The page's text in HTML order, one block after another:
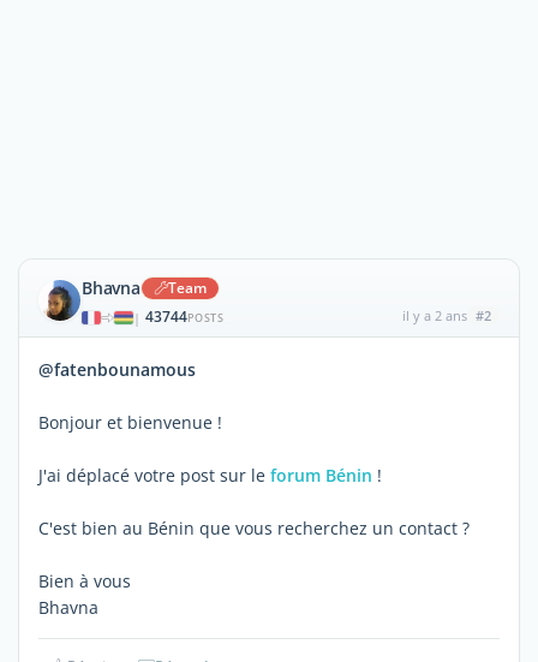
Bhavna Team
| 43744POSTS il y a 2 ans #2
@fatenbounamous
Bonjour et bienvenue !
J'ai déplacé votre post sur le forum Bénin !
C'est bien au Bénin que vous recherchez un contact ?
Bien à vous
Bhavna